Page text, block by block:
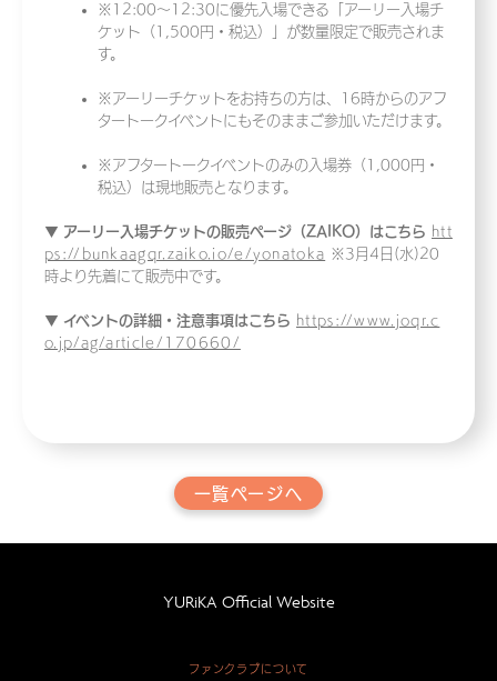
※12:00〜12:30に優先入場できる「アーリー入場チ
ケット（1,500円・税込）」が数量限定で販売されま
す。
※アーリーチケットをお持ちの方は、16時からのアフ
タートークイベントにもそのままご参加いただけます。
※アフタートークイベントのみの入場券（1,000円・
税込）は現地販売となります。
▼ アーリー入場チケットの販売ページ（ZAIKO）はこちら htt
ps://bunkaagqr.zaiko.io/e/yonatoka ※3月4日(水)20
時より先着にて販売中です。
▼ イベントの詳細・注意事項はこちら https://www.joqr.c
o.jp/ag/article/170660/
一覧ページへ
YURiKA Official Website
ファンクラブについて